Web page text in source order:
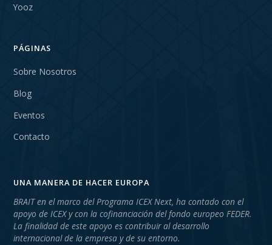
Yooz
PÁGINAS
Sobre Nosotros
Blog
Eventos
Contacto
UNA MANERA DE HACER EUROPA
BRAIT en el marco del Programa ICEX Next, ha contado con el
apoyo de ICEX y con la cofinanciación del fondo europeo FEDER.
La finalidad de este apoyo es contribuir al desarrollo
internacional de la empresa y de su entorno.